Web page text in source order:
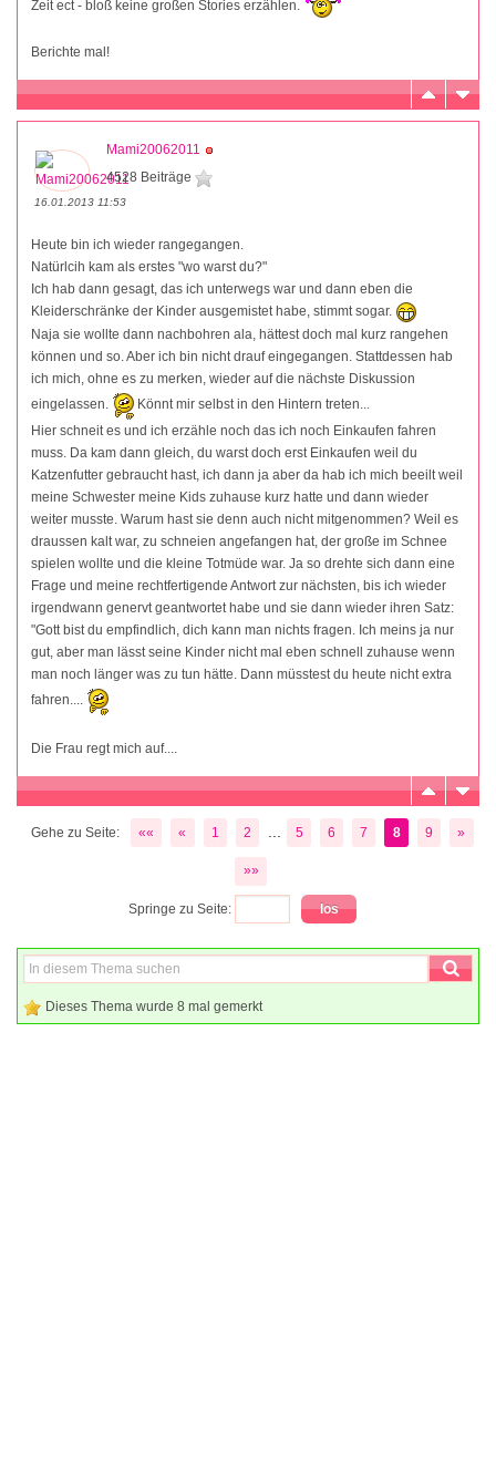
Zeit ect - bloß keine großen Stories erzählen.
Berichte mal!
Mami20062011
4528 Beiträge
16.01.2013 11:53
Heute bin ich wieder rangegangen.
Natürlcih kam als erstes "wo warst du?"
Ich hab dann gesagt, das ich unterwegs war und dann eben die
Kleiderschränke der Kinder ausgemistet habe, stimmt sogar.
Naja sie wollte dann nachbohren ala, hättest doch mal kurz rangehen
können und so. Aber ich bin nicht drauf eingegangen. Stattdessen hab
ich mich, ohne es zu merken, wieder auf die nächste Diskussion
eingelassen.
Könnt mir selbst in den Hintern treten...
Hier schneit es und ich erzähle noch das ich noch Einkaufen fahren
muss. Da kam dann gleich, du warst doch erst Einkaufen weil du
Katzenfutter gebraucht hast, ich dann ja aber da hab ich mich beeilt weil
meine Schwester meine Kids zuhause kurz hatte und dann wieder
weiter musste. Warum hast sie denn auch nicht mitgenommen? Weil es
draussen kalt war, zu schneien angefangen hat, der große im Schnee
spielen wollte und die kleine Totmüde war. Ja so drehte sich dann eine
Frage und meine rechtfertigende Antwort zur nächsten, bis ich wieder
irgendwann genervt geantwortet habe und sie dann wieder ihren Satz:
"Gott bist du empfindlich, dich kann man nichts fragen. Ich meins ja nur
gut, aber man lässt seine Kinder nicht mal eben schnell zuhause wenn
man noch länger was zu tun hätte. Dann müsstest du heute nicht extra
fahren....
Die Frau regt mich auf....
Gehe zu Seite: «« « 1 2 5 6 7 8 9 »
»»
Springe zu Seite:
Dieses Thema wurde 8 mal gemerkt